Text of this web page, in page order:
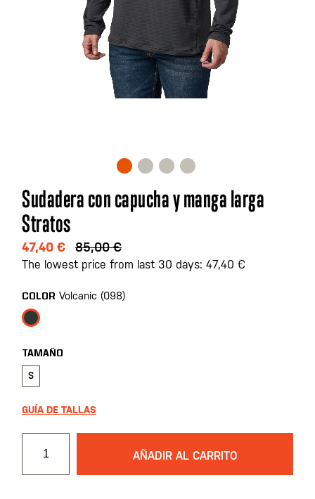
Saltar
al
comienzo
de
la
galería
Sudadera con capucha y manga larga
Stratos
47,40 € 85,00 €
The lowest price from last 30 days: 47,40 €
COLOR Volcanic (098)
TAMAÑO
S
GUÍA DE TALLAS
AÑADIR AL CARRITO